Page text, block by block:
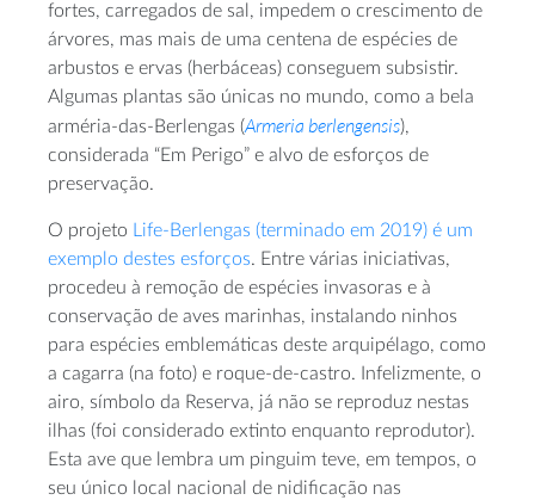
fortes, carregados de sal, impedem o crescimento de
árvores, mas mais de uma centena de espécies de
arbustos e ervas (herbáceas) conseguem subsistir.
Algumas plantas são únicas no mundo, como a bela
arméria-das-Berlengas (Armeria berlengensis),
considerada “Em Perigo” e alvo de esforços de
preservação.
O projeto
Life-Berlengas (terminado em 2019) é um
exemplo destes esforços. Entre várias iniciativas,
procedeu à remoção de espécies invasoras e à
conservação de aves marinhas, instalando ninhos
para espécies emblemáticas deste arquipélago, como
a cagarra (na foto) e roque-de-castro. Infelizmente, o
airo, símbolo da Reserva, já não se reproduz nestas
ilhas (foi considerado extinto enquanto reprodutor).
Esta ave que lembra um pinguim teve, em tempos, o
seu único local nacional de nidificação nas